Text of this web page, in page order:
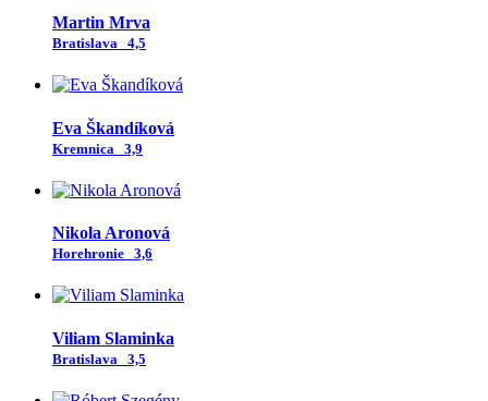
Martin Mrva
Bratislava 4,5
Eva Škandíková
Kremnica 3,9
Nikola Aronová
Horehronie 3,6
Viliam Slaminka
Bratislava 3,5